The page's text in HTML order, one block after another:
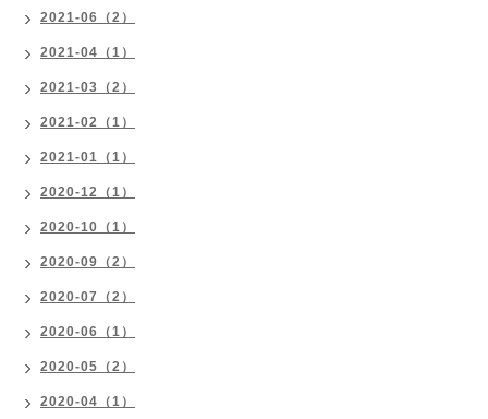
2021-06（2）
2021-04（1）
2021-03（2）
2021-02（1）
2021-01（1）
2020-12（1）
2020-10（1）
2020-09（2）
2020-07（2）
2020-06（1）
2020-05（2）
2020-04（1）